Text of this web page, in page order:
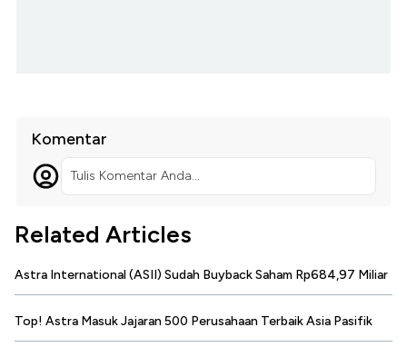
Komentar
Tulis Komentar Anda...
Related Articles
Astra International (ASII) Sudah Buyback Saham Rp684,97 Miliar
Top! Astra Masuk Jajaran 500 Perusahaan Terbaik Asia Pasifik